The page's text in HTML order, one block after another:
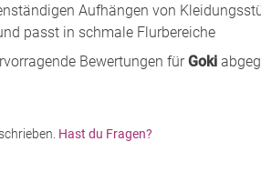
Aufhängen von
passt in schmale Flurbereiche
Bewertungen fürGoki
Hast du Fragen?